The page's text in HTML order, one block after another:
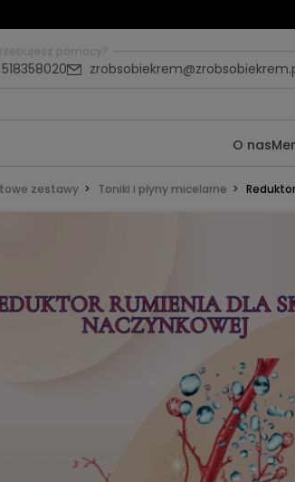
pomocy?
518358020
O nas
zestawy Toniki i płyny micelarne